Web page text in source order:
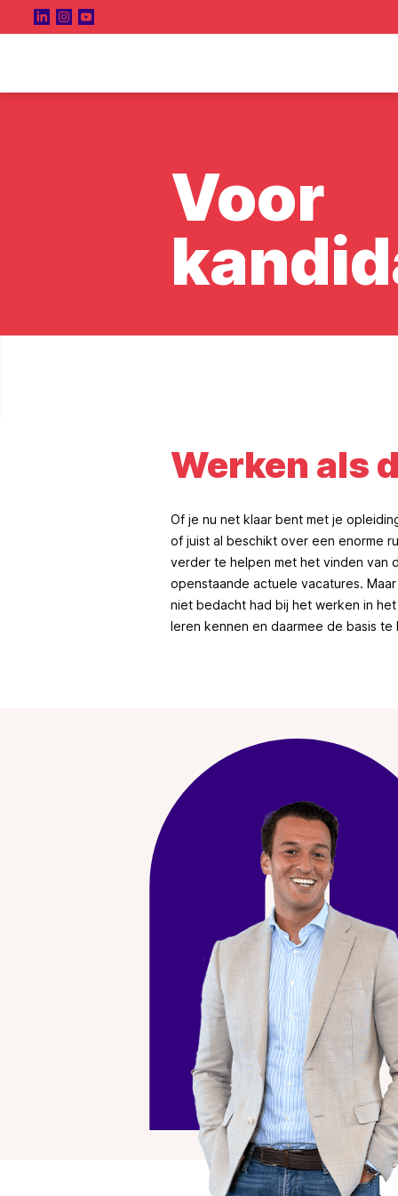
Voor
Werken als
Of je nu net klaar bent met je
of juist al beschikt over een enorme
verder te helpen met het vinden van
openstaande actuele vacatures.
niet bedacht had bij het werken in
leren kennen en daarmee de basis